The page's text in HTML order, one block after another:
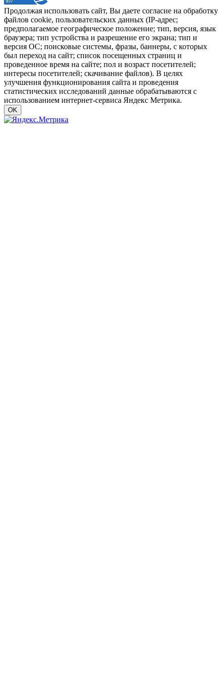
Продолжая использовать сайт, Вы даете согласие на обработку
файлов cookie, пользовательских данных (IP-адрес;
предполагаемое географическое положение; тип, версия, язык
браузера; тип устройства и разрешение его экрана; тип и
версия ОС; поисковые системы, фразы, баннеры, с которых
был переход на сайт; список посещенных страниц и
проведенное время на сайте; пол и возраст посетителей;
интересы посетителей; скачивание файлов). В целях
улучшения функционирования сайта и проведения
статистических исследований данные обрабатываются с
использованием интернет-сервиса Яндекс Метрика.
OK